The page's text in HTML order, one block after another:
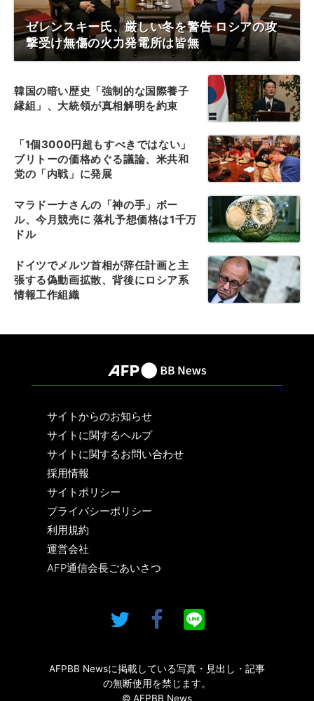
ゼレンスキー氏、厳しい冬を警告 ロシアの攻
撃受け無傷の火力発電所は皆無
韓国の暗い歴史「強制的な国際養子
縁組」、大統領が真相解明を約束
「1個3000円超もすべきではない」
ブリトーの価格めぐる議論、米共和
党の「内戦」に発展
マラドーナさんの「神の手」ボー
ル、今月競売に 落札予想価格は1千万
ドル
ドイツでメルツ首相が辞任計画と主
張する偽動画拡散、背後にロシア系
情報工作組織
サイトからのお知らせ
サイトに関するヘルプ
サイトに関するお問い合わせ
採用情報
サイトポリシー
プライバシーポリシー
利用規約
運営会社
AFP通信会長ごあいさつ
AFPBB Newsに掲載している写真・見出し・記事
の無断使用を禁じます。
© AFPBB News